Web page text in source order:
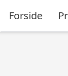
Forside